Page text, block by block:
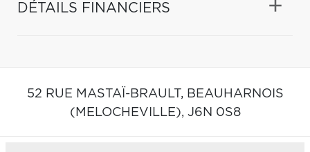
DÉTAILS FINANCIERS
52 RUE MASTAÏ-BRAULT, BEAUHARNOIS
(MELOCHEVILLE), J6N 0S8